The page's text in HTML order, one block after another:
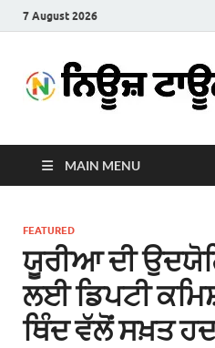
7 August 2026
MAIN MENU
FEATURED
ਯੂਰੀਆ ਦੀ
ਲਈ ਡਿਪਟੀ
ਥਿੰਦ ਵੱਲੋਂ ਸਖ਼ਤ